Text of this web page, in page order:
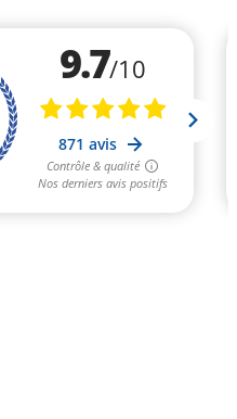
9.7/10
871 avis
Contrôle & qualité
Nos derniers avis positifs